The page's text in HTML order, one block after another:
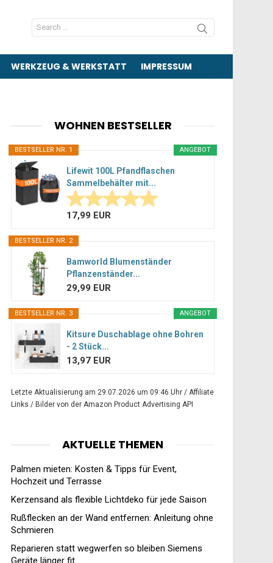
Search
for:
WERKZEUG & WERKSTATT IMPRESSUM
WOHNEN BESTSELLER
ANGEBOT
BESTSELLER NR. 1
Lifewit 100L Pfandflaschen
Sammelbehälter mit...
17,99 EUR
BESTSELLER NR. 2
Bamworld Blumenständer
Pflanzenständer...
29,99 EUR
ANGEBOT
BESTSELLER NR. 3
Kitsure Duschablage ohne Bohren
- 2 Stück...
13,97 EUR
Letzte Aktualisierung am 29.07.2026 um 09:46 Uhr / Affiliate
Links / Bilder von der Amazon Product Advertising API
AKTUELLE THEMEN
Palmen mieten: Kosten & Tipps für Event,
Hochzeit und Terrasse
Kerzensand als flexible Lichtdeko für jede Saison
Rußflecken an der Wand entfernen: Anleitung ohne
Schmieren
Reparieren statt wegwerfen so bleiben Siemens
Geräte länger fit